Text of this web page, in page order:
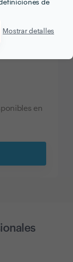
de
Mostrar detalles
en